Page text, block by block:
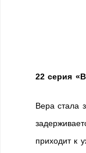
22 серия
Вера стала
приходит к